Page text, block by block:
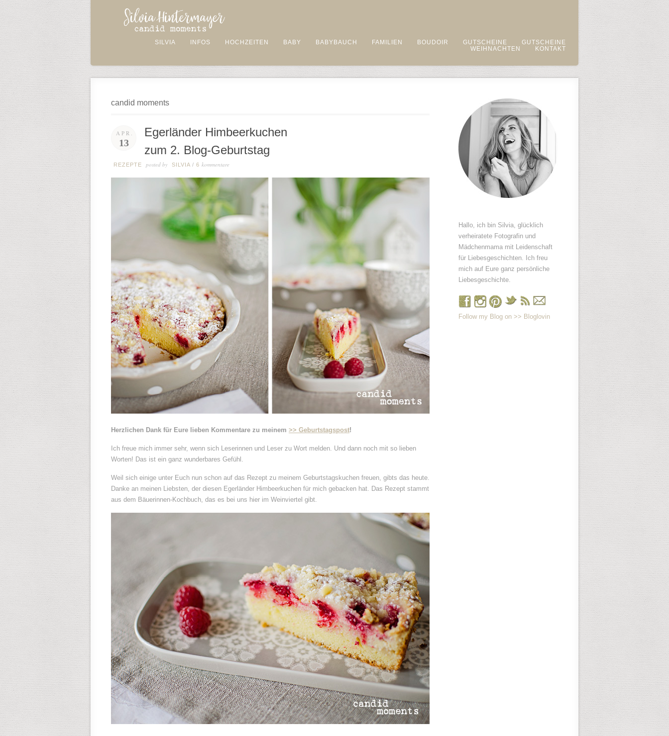
SILVIA INFOS HOCHZEITEN BABY BABYBAUCH FAMILIEN BOUDOIR GUTSCHEINE
GUTSCHEINE
WEIHNACHTEN
KONTAKT
candid moments
APR.
13
Egerländer Himbeerkuchen
zum 2. Blog-Geburtstag
REZEPTE posted by SILVIA / 6 kommentare
Herzlichen Dank für Eure lieben Kommentare zu meinem >> Geburtstagspost!
Ich freue mich immer sehr, wenn sich Leserinnen und Leser zu Wort melden. Und dann noch mit so lieben
Worten! Das ist ein ganz wunderbares Gefühl.
Weil sich einige unter Euch nun schon auf das Rezept zu meinem Geburtstagskuchen freuen, gibts das heute.
Danke an meinen Liebsten, der diesen Egerländer Himbeerkuchen für mich gebacken hat. Das Rezept stammt
aus dem Bäuerinnen-Kochbuch, das es bei uns hier im Weinviertel gibt.
Hallo, ich bin Silvia, glücklich
verheiratete Fotografin und
Mädchenmama mit Leidenschaft
für Liebesgeschichten. Ich freu
mich auf Eure ganz persönliche
Liebesgeschichte.
Follow my Blog on >> Bloglovin